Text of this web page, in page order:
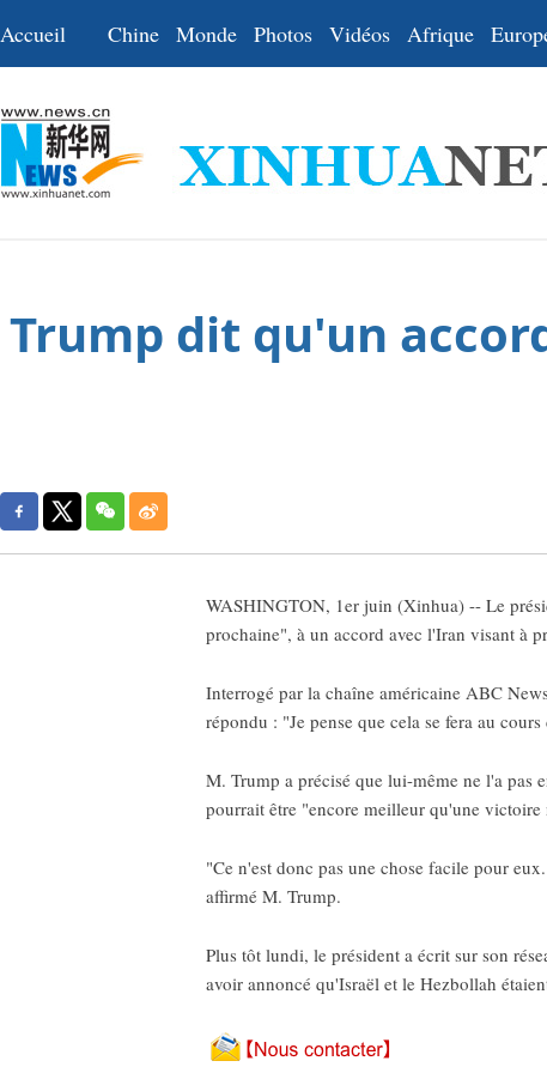
Accueil Chine Monde Photos Vidéos Afrique
Trump dit qu'un
WASHINGTON, 1er juin (Xinhua) -- Le
prochaine", à un accord avec l'Iran visant à
Interrogé par la chaîne américaine ABC
répondu : "Je pense que cela se fera au
M. Trump a précisé que lui-même ne l'a pas
pourrait être "encore meilleur qu'une
"Ce n'est donc pas une chose facile pour
affirmé M. Trump.
Plus tôt lundi, le président a écrit sur son
avoir annoncé qu'Israël et le Hezbollah